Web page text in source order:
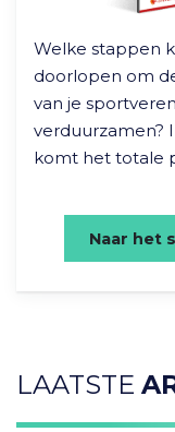
Welke stappen
doorlopen om
van je
verduurzamen?
komt het totale
Naar het
LAATSTE